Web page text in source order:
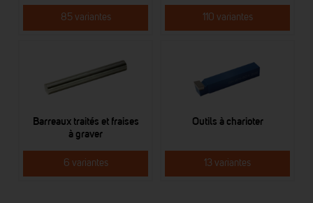
85 variantes 110 variantes
Barreaux traités et fraises
à graver
6 variantes
Outils à charioter
13 variantes